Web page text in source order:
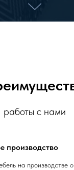
работы с нами
производство
на производстве